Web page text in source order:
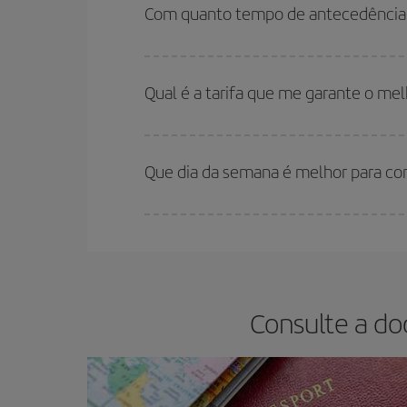
são considerados alta temporada. Além disso,
encontrará.
Com quanto tempo de
(econômica) estão disponíveis ou estão se
Qual é a tarifa que me garante o
Que dia da semana é melhor para
Consulte a